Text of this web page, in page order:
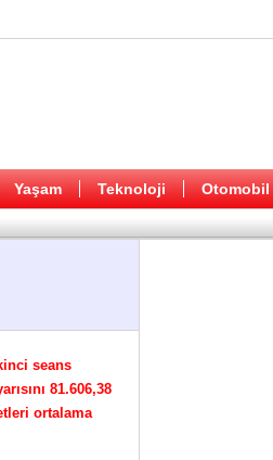
Yaşam Teknoloji Otomobil
seans
81.606,38
ortalama